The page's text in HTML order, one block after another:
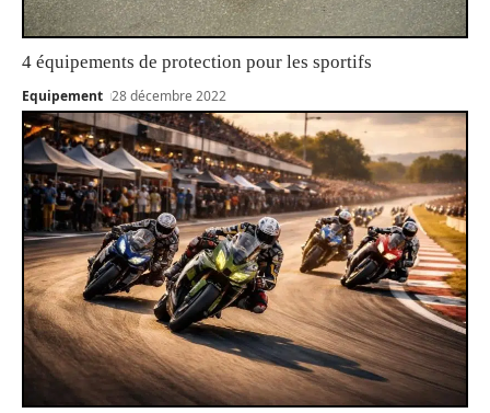
4 équipements de protection pour les sportifs
Equipement 28 décembre 2022